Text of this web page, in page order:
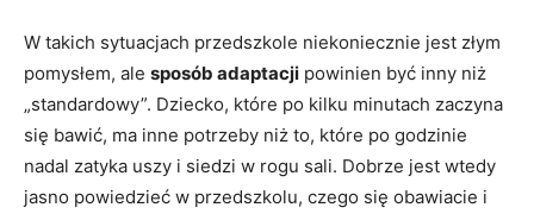
W takich sytuacjach przedszkole niekoniecznie jest złym
pomysłem, ale sposób adaptacji powinien być inny niż
„standardowy”. Dziecko, które po kilku minutach zaczyna
się bawić, ma inne potrzeby niż to, które po godzinie
nadal zatyka uszy i siedzi w rogu sali. Dobrze jest wtedy
jasno powiedzieć w przedszkolu, czego się obawiacie i